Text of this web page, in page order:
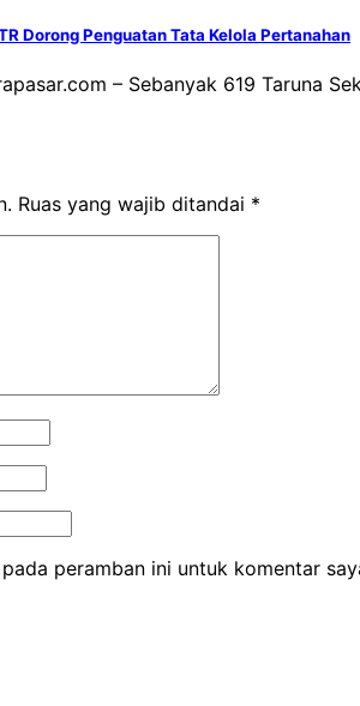
Dorong Penguatan Tata Kelola Pertanahan
– Sebanyak 619 Taruna
Ruas yang wajib ditandai *
peramban ini untuk komentar